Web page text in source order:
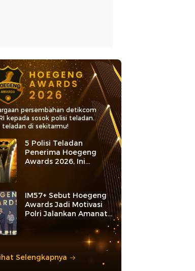
persembahan detikcom
kepada sosok polisi teladan.
teladan di sekitarmu!
5 Polisi Teladan
Penerima Hoegeng
Awards 2026, Ini
Kategori dan Kiprahnya
IM57+ Sebut Hoegeng
Awards Jadi Motivasi
Polri Jalankan Amanat
Selengkapnya